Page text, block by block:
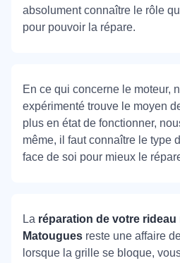
absolument connaître le rôle
pour pouvoir la répare.
En ce qui concerne le moteur,
expérimenté trouve le moyen
plus en état de fonctionner,
même, il faut connaître le type
face de soi pour mieux le
La réparation de votre rideau
Matougues reste une affaire
lorsque la grille se bloque,